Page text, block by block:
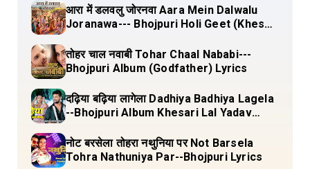
आरा में डलवलु जोरनवा Aara Mein Dalwalu
Joranawa--- Bhojpuri Holi Geet (Khesari
तोहर चाल नवाबी Tohar Chaal Nababi---
Bhojpuri Album (Godfather) Lyrics
दढ़िया बढ़िया लागेला Dadhiya Badhiya Lagela
--Bhojpuri Album Khesari Lal Yadav
नोट बरसेला तोहरा नथुनिया पर Not Barsela
Tohra Nathuniya Par--Bhojpuri Lyrics